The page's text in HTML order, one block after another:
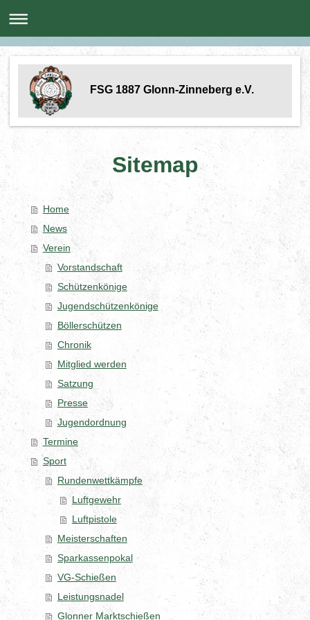
FSG 1887 Glonn-Zinneberg e.V.
Sitemap
Home
News
Verein
Vorstandschaft
Schützenkönige
Jugendschützenkönige
Böllerschützen
Chronik
Mitglied werden
Satzung
Presse
Jugendordnung
Termine
Sport
Rundenwettkämpfe
Luftgewehr
Luftpistole
Meisterschaften
Sparkassenpokal
VG-Schießen
Leistungsnadel
Glonner Marktschießen